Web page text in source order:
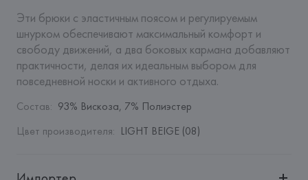
Эти брюки с эластичным поясом и регулируемым
шнурком обеспечивают максимальный комфорт и
свободу движений, а два боковых кармана добавляют
практичности, делая их идеальным выбором для
повседневной носки и активного отдыха.
Состав: 93% Вискоза, 7% Полиэстер
Цвет производителя: LIGHT BEIGE (08)